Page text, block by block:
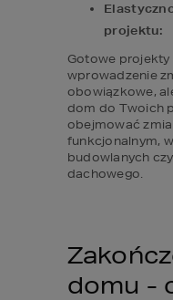
projektu:
Gotowe
wprowadzenie
obowiązkowe,
dom do Twoich
obejmować
funkcjonalnym,
budowlanych
dachowego.
domu -